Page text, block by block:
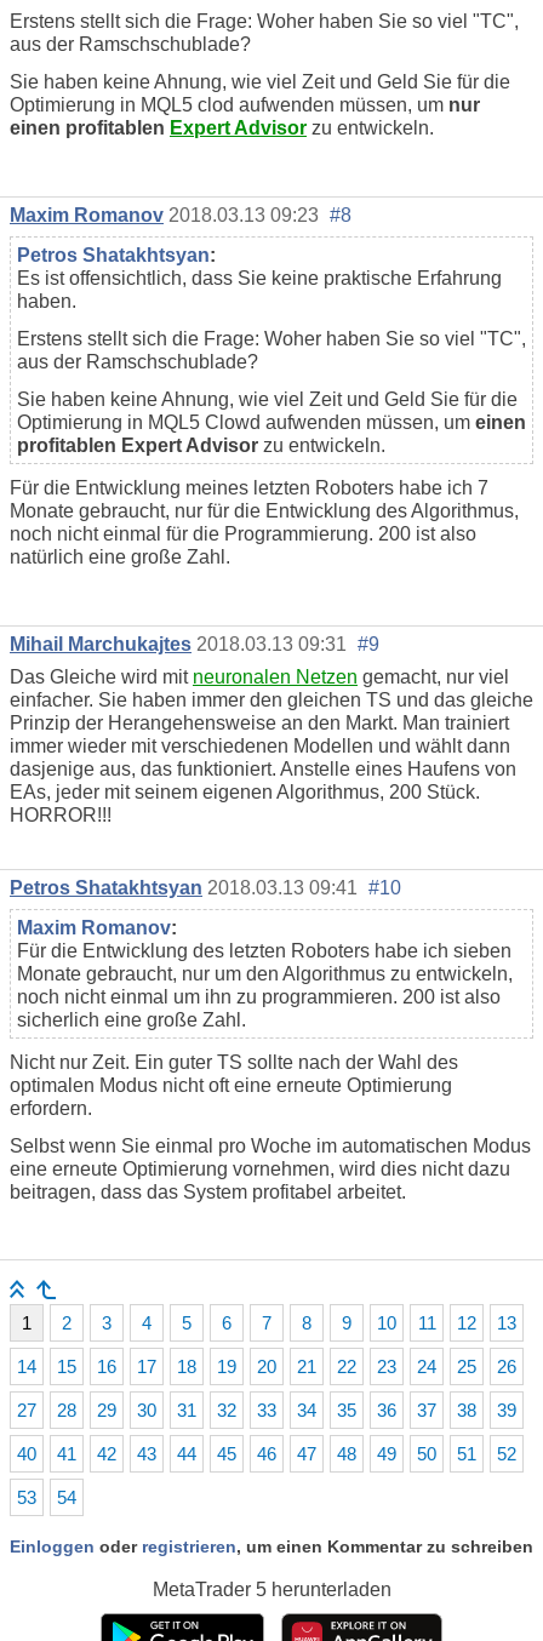
Erstens stellt sich die Frage: Woher haben Sie so viel "TC",
aus der Ramschschublade?
Sie haben keine Ahnung, wie viel Zeit und Geld Sie für die
Optimierung in MQL5 clod aufwenden müssen, um nur
einen profitablen Expert Advisor zu entwickeln.
Maxim Romanov 2018.03.13 09:23 #8
Petros Shatakhtsyan:
Es ist offensichtlich, dass Sie keine praktische Erfahrung
haben.
Erstens stellt sich die Frage: Woher haben Sie so viel "TC",
aus der Ramschschublade?
Sie haben keine Ahnung, wie viel Zeit und Geld Sie für die
Optimierung in MQL5 Clowd aufwenden müssen, um einen
profitablen Expert Advisor zu entwickeln.
Für die Entwicklung meines letzten Roboters habe ich 7
Monate gebraucht, nur für die Entwicklung des Algorithmus,
noch nicht einmal für die Programmierung. 200 ist also
natürlich eine große Zahl.
Mihail Marchukajtes 2018.03.13 09:31 #9
Das Gleiche wird mit neuronalen Netzen gemacht, nur viel
einfacher. Sie haben immer den gleichen TS und das gleiche
Prinzip der Herangehensweise an den Markt. Man trainiert
immer wieder mit verschiedenen Modellen und wählt dann
dasjenige aus, das funktioniert. Anstelle eines Haufens von
EAs, jeder mit seinem eigenen Algorithmus, 200 Stück.
HORROR!!!
Petros Shatakhtsyan 2018.03.13 09:41 #10
Maxim Romanov:
Für die Entwicklung des letzten Roboters habe ich sieben
Monate gebraucht, nur um den Algorithmus zu entwickeln,
noch nicht einmal um ihn zu programmieren. 200 ist also
sicherlich eine große Zahl.
Nicht nur Zeit. Ein guter TS sollte nach der Wahl des
optimalen Modus nicht oft eine erneute Optimierung
erfordern.
Selbst wenn Sie einmal pro Woche im automatischen Modus
eine erneute Optimierung vornehmen, wird dies nicht dazu
beitragen, dass das System profitabel arbeitet.
1 2 3 4 5 6 7 8 9 10 11 12 13
14 15 16 17 18 19 20 21 22 23 24 25 26
27 28 29 30 31 32 33 34 35 36 37 38 39
40 41 42 43 44 45 46 47 48 49 50 51 52
53 54
Einloggen oder registrieren, um einen Kommentar zu schreiben
MetaTrader 5herunterladen